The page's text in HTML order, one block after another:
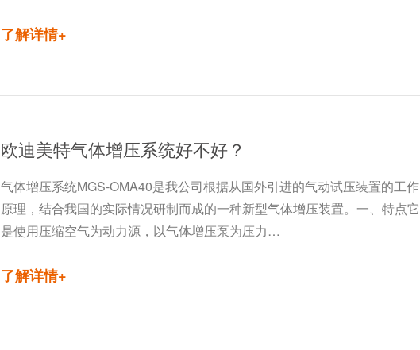
了解详情+
欧迪美特气体增压系统好不好？
气体增压系统MGS-OMA40是我公司根据从国外引进的气动试压装置的工作
原理，结合我国的实际情况研制而成的一种新型气体增压装置。一、特点它
是使用压缩空气为动力源，以气体增压泵为压力…
了解详情+